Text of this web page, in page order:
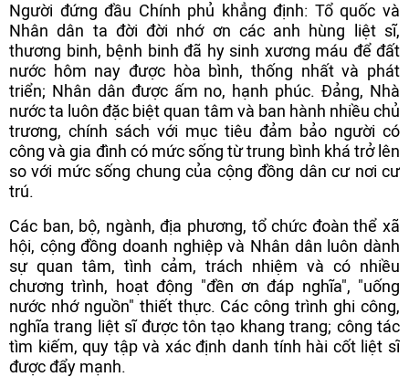
Người đứng đầu Chính phủ khẳng định: Tổ quốc và
Nhân dân ta đời đời nhớ ơn các anh hùng liệt sĩ,
thương binh, bệnh binh đã hy sinh xương máu để đất
nước hôm nay được hòa bình, thống nhất và phát
triển; Nhân dân được ấm no, hạnh phúc. Đảng, Nhà
nước ta luôn đặc biệt quan tâm và ban hành nhiều chủ
trương, chính sách với mục tiêu đảm bảo người có
công và gia đình có mức sống từ trung bình khá trở lên
so với mức sống chung của cộng đồng dân cư nơi cư
trú.
Các ban, bộ, ngành, địa phương, tổ chức đoàn thể xã
hội, cộng đồng doanh nghiệp và Nhân dân luôn dành
sự quan tâm, tình cảm, trách nhiệm và có nhiều
chương trình, hoạt động "đền ơn đáp nghĩa", "uống
nước nhớ nguồn" thiết thực. Các công trình ghi công,
nghĩa trang liệt sĩ được tôn tạo khang trang; công tác
tìm kiếm, quy tập và xác định danh tính hài cốt liệt sĩ
được đẩy mạnh.